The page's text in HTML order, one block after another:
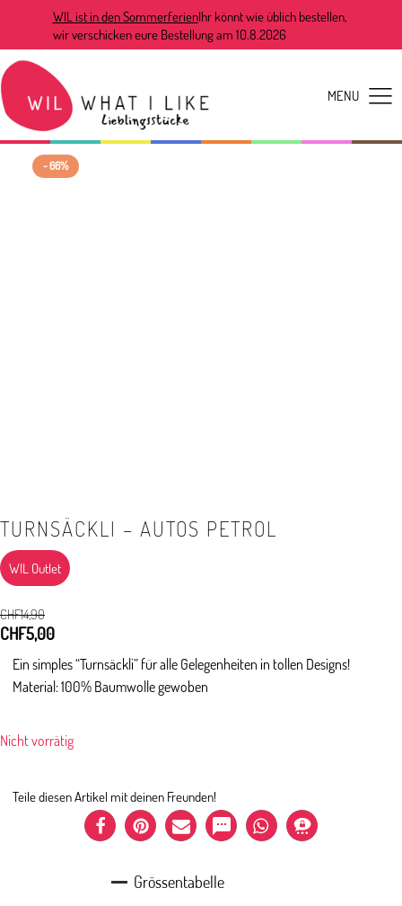
WIL ist in den SommerferienIhr könnt wie üblich bestellen,
wir verschicken eure Bestellung am 10.8.2026
- 66%
TURNSÄCKLI – AUTOS PETROL
WIL Outlet
CHF14,90
Ursprünglicher
war:
CHF14,90
CHF5,00Aktueller
ist:
CHF5,00.
Ein simples “Turnsäckli” für alle Gelegenheiten in tollen Designs!
Material: 100% Baumwolle gewoben
Nicht vorrätig
Teile diesen Artikel mit deinen Freunden!
Grössentabelle